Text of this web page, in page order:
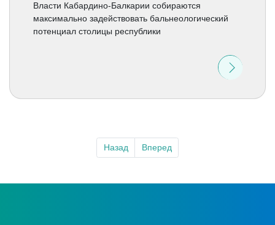
Власти Кабардино-Балкарии собираются
максимально задействовать бальнеологический
потенциал столицы республики
Назад Вперед